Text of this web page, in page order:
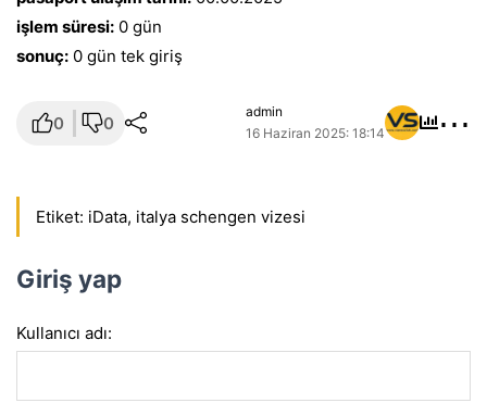
işlem süresi: 0 gün
sonuç: 0 gün tek giriş
0 0
admin
16 Haziran 2025: 18:14
⋯
Etiket: iData, italya schengen vizesi
Giriş yap
Kullanıcı adı: